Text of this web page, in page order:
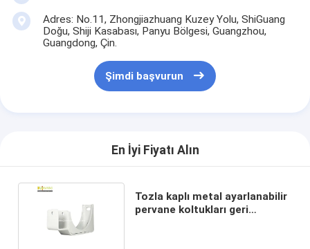
Adres: No.11, Zhongjiazhuang Kuzey Yolu, ShiGuang
Doğu, Shiji Kasabası, Panyu Bölgesi, Guangzhou,
Guangdong, Çin.
Şimdi başvurun
En İyi Fiyatı Alın
Tozla kaplı metal ayarlanabilir
pervane koltukları geri